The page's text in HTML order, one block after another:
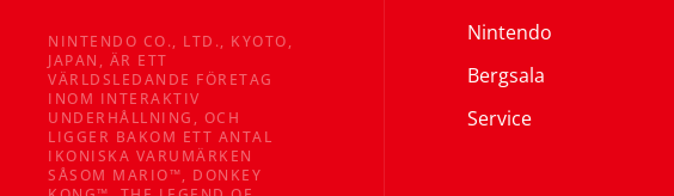
NINTENDO CO., LTD., KYOTO,
JAPAN, ÄR ETT
VÄRLDSLEDANDE FÖRETAG
INOM INTERAKTIV
UNDERHÅLLNING, OCH
LIGGER BAKOM ETT ANTAL
IKONISKA VARUMÄRKEN
SÅSOM MARIO™, DONKEY
Nintendo
Bergsala
Service